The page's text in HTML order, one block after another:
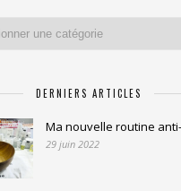
DERNIERS ARTICLES
Ma nouvelle routine
29 juin 2022